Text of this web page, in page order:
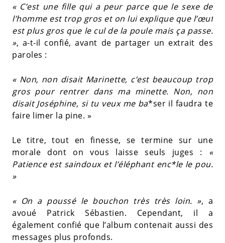
« C’est une fille qui a peur parce que le sexe de
l’homme est trop gros et on lui explique que l’œuf
est plus gros que le cul de la poule mais ça passe.
», a-t-il confié, avant de partager un extrait des
paroles :
« Non, non disait Marinette, c’est beaucoup trop
gros pour rentrer dans ma minette. Non, non
disait Joséphine, si tu veux me ba*ser il faudra te
faire limer la pine. »
Le titre, tout en finesse, se termine sur une
morale dont on vous laisse seuls juges : «
Patience est saindoux et l’éléphant enc*le le pou.
»
« On a poussé le bouchon très très loin. », a
avoué Patrick Sébastien. Cependant, il a
également confié que l’album contenait aussi des
messages plus profonds.